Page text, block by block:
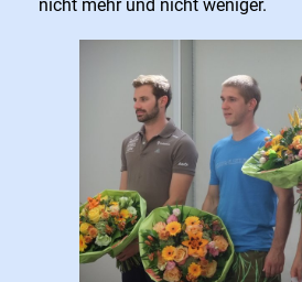
nicht mehr und nicht weniger.